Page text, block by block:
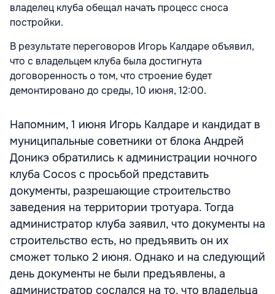
владелец клуба обещал начать процесс сноса
постройки.
В результате переговоров Игорь Калдаре объявил,
что с владельцем клуба была достигнута
договоренность о том, что строение будет
демонтировано до среды, 10 июня, 12:00.
Напомним, 1 июня Игорь Калдаре и кандидат в
муниципальные советники от блока Андрей
Доникэ обратились к администрации ночного
клуба Cocos с просьбой представить
документы, разрешающие строительство
заведения на территории тротуара. Тогда
администратор клуба заявил, что документы на
строительство есть, но предъявить он их
сможет только 2 июня. Однако и на следующий
день документы не были предъявлены, а
администратор сослался на то, что владельца